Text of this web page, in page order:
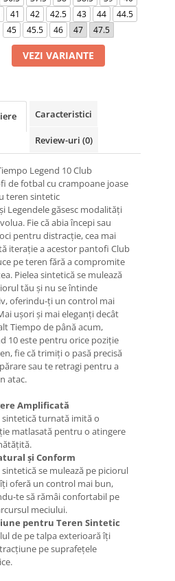
41 42 42.5 43 44
44.5
45
45.5 46 47 47.5
VEZI VARIANTE
Caracteristici
Review-uri (0)
Legend 10 Club
de fotbal cu crampoane joase
teren sintetic
Legendele găsesc modalități
Fie că abia începi sau
pentru distracție, cea mai
iterație a acestor pantofi Club
pe teren fără a compromite
Pielea sintetică se mulează
tău și nu se întinde
oferindu-ți un control mai
ușori și mai eleganți decât
Tiempo de până acum,
10 este pentru orice poziție
fie că trimiți o pasă precisă
sau te retragi pentru a
atac.
Amplificată
sintetică turnată imită o
matlasată pentru o atingere
și Conform
sintetică se mulează pe piciorul
oferă un control mai bun,
te să rămâi confortabil pe
meciului.
pentru Teren Sintetic
de pe talpa exterioară îți
pe suprafețele